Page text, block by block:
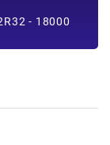
- 18000